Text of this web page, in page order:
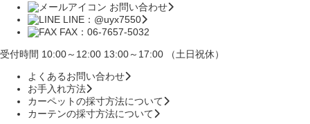
お問い合わせ
LINE：@uyx7550
FAX：06-7657-5032
受付時間 10:00～12:00 13:00～17:00 （土日祝休）
よくあるお問い合わせ
お手入れ方法
カーペットの採寸方法について
カーテンの採寸方法について